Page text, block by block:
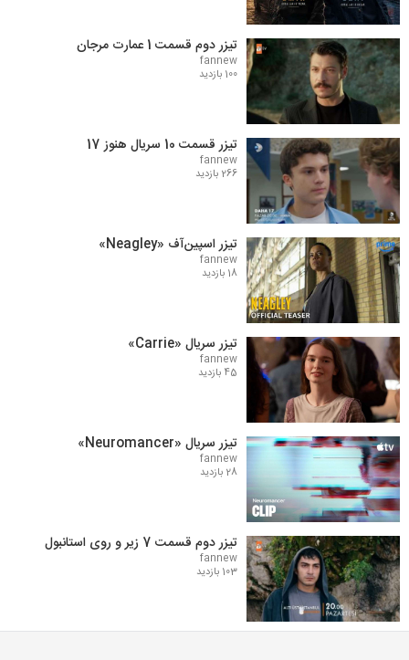
تیزر دوم قسمت 1 عمارت مرجان
fannew
100 بازدید
تیزر قسمت 10 سریال هنوز 17
fannew
266 بازدید
تیزر اسپین‌آف «Neagley»
fannew
18 بازدید
تیزر سریال «Carrie»
fannew
45 بازدید
تیزر سریال «Neuromancer»
fannew
28 بازدید
تیزر دوم قسمت 7 زیر و روی استانبول
fannew
103 بازدید